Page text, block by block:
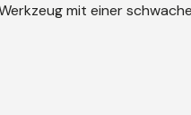
mit einer